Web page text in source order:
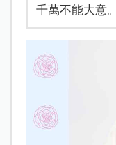
千萬不能大意。